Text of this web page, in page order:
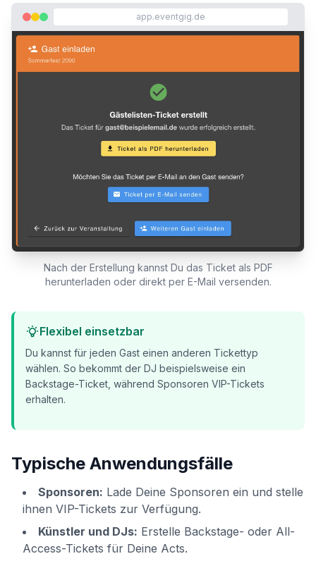
app.eventgig.de
Nach der Erstellung kannst Du das Ticket als PDF
herunterladen oder direkt per E-Mail versenden.
Flexibel einsetzbar
Du kannst für jeden Gast einen anderen Tickettyp
wählen. So bekommt der DJ beispielsweise ein
Backstage-Ticket, während Sponsoren VIP-Tickets
erhalten.
Typische Anwendungsfälle
Sponsoren: Lade Deine Sponsoren ein und stelle
ihnen VIP-Tickets zur Verfügung.
Künstler und DJs: Erstelle Backstage- oder All-
Access-Tickets für Deine Acts.